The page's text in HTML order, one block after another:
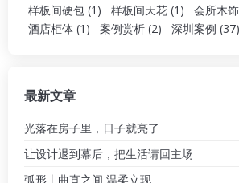
样板间硬包 (1) 样板间天花 (1) 会所木
酒店柜体 (1) 案例赏析 (2) 深圳案例 (37)
最新文章
光落在房子里，日子就亮了
让设计退到幕后，把生活请回主场
弧形丨曲直之间 温柔立现